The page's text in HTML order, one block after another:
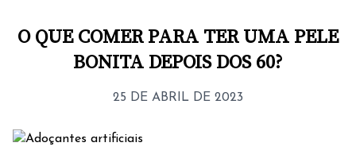
O QUE COMER PARA TER UMA PELE
BONITA DEPOIS DOS 60?
25 DE ABRIL DE 2023